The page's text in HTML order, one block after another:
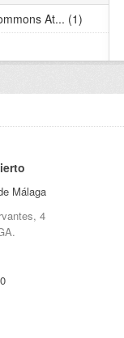
At... (1)
Málaga
4